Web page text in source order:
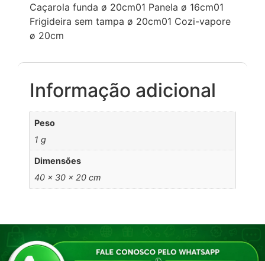
Caçarola funda ø 20cm01 Panela ø 16cm01
Frigideira sem tampa ø 20cm01 Cozi-vapore
ø 20cm
Informação adicional
Peso
1 g
Dimensões
40 × 30 × 20 cm